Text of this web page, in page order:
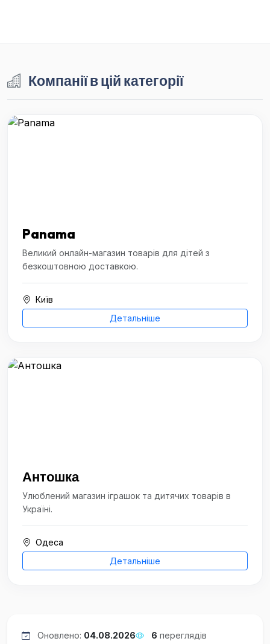
Компанії в цій категорії
Panama
Великий онлайн-магазин товарів для дітей з
безкоштовною доставкою.
Київ
Детальніше
Антошка
Улюблений магазин іграшок та дитячих товарів в
Україні.
Одеса
Детальніше
Оновлено: 04.08.2026 6 переглядів